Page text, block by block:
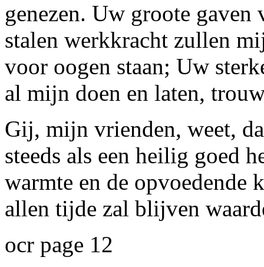
genezen. Uw groote gaven
stalen werkkracht zullen
voor oogen staan; Uw
al mijn doen en laten,
Gij, mijn vrienden, weet,
steeds als een heilig goed
warmte en de opvoedende
allen tijde zal blijven
ocr page 12